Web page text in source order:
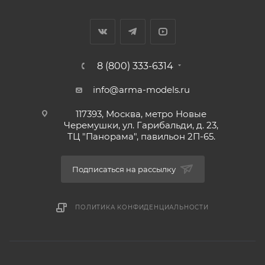
8 (800) 333-6314
info@arma-models.ru
117393, Москва, метро Новые
Черемушки, ул. Гарибальди, д. 23,
ТЦ "Панорама", павильон 2П-65.
Подписаться на рассылку
ПОЛИТИКА КОНФИДЕНЦИАЛЬНОСТИ